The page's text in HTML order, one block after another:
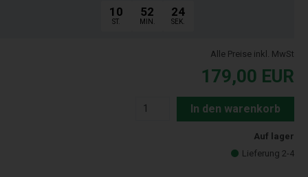
10
ST.
52
MIN.
23
SEK.
Alle Preise inkl. MwSt
179,00 EUR
In den warenkorb
Auf lager
Lieferung 2-4